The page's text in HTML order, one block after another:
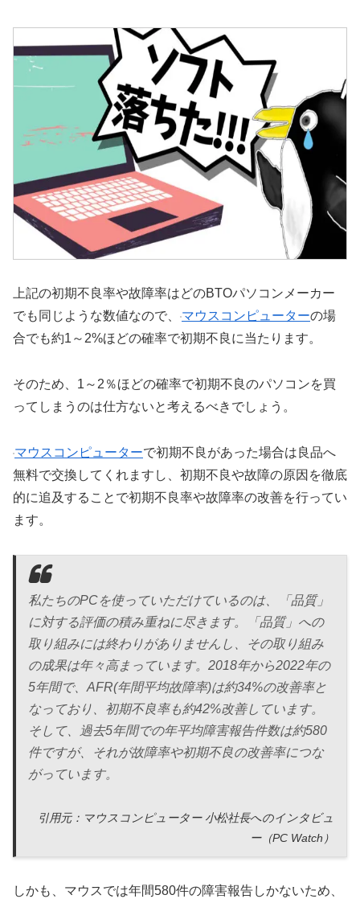
上記の初期不良率や故障率はどのBTOパソコンメーカー
でも同じような数値なので、
マウスコンピューターの場
合でも約1～2%ほどの確率で初期不良に当たります。
そのため、1～2％ほどの確率で初期不良のパソコンを買
ってしまうのは仕方ないと考えるべきでしょう。
マウスコンピューターで初期不良があった場合は良品へ
無料で交換してくれますし、初期不良や故障の原因を徹底
的に追及することで初期不良率や故障率の改善を行ってい
ます。
私たちのPCを使っていただけているのは、「品質」
に対する評価の積み重ねに尽きます。「品質」への
取り組みには終わりがありませんし、その取り組み
の成果は年々高まっています。2018年から2022年の
5年間で、AFR(年間平均故障率)は約34%の改善率と
なっており、初期不良率も約42%改善しています。
そして、過去5年間での年平均障害報告件数は約580
件ですが、それが故障率や初期不良の改善率につな
がっています。
引用元：マウスコンピューター 小松社長へのインタビュ
ー（PC Watch）
しかも、マウスでは年間580件の障害報告しかないため、